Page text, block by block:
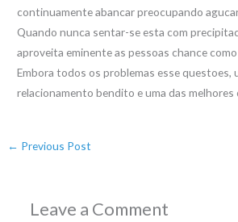
continuamente abancar preocupando
Quando nunca sentar-se esta com
aproveita eminente as pessoas chance
Embora todos os problemas esse questoes,
relacionamento bendito e uma das melhores
← Previous Post
Leave a Comment